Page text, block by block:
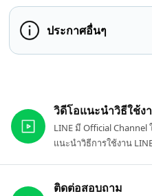
ประกาศอื่นๆ
วิดีโอแนะนำวิธีใช้ง
LINE มี Official
แนะนำวิธีการใช้งาน
ติดต่อสอบถาม